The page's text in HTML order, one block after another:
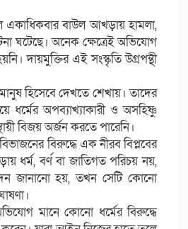
একাধিকবার বাউল আখড়ায় হামলা,
ঘটেছে। অনেক ক্ষেত্রেই অভিযোগ
দায়মুক্তির এই সংস্কৃতি উগ্রপন্থী
হিসেবে দেখতে শেখায়। তাদের
ধর্মের অপব্যাখ্যাকারী ও অসহিষ্ণু
বিজয় অর্জন করতে পারেনি।
বিরুদ্ধে এক নীরব বিপ্লবের
ধর্ম, বর্ণ বা জাতিগত পরিচয় নয়,
জানানো হয়, তখন সেটি কোনো
মানে কোনো ধর্মের বিরুদ্ধে